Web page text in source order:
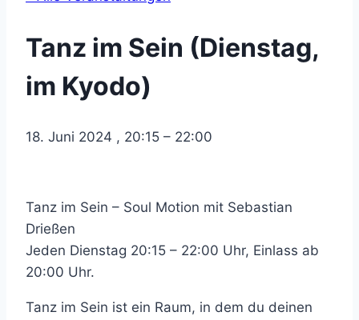
Tanz im Sein (Dienstag,
im Kyodo)
18. Juni 2024 , 20:15 – 22:00
Tanz im Sein – Soul Motion mit Sebastian
Drießen
Jeden Dienstag 20:15 – 22:00 Uhr, Einlass ab
20:00 Uhr.
Tanz im Sein ist ein Raum, in dem du deinen